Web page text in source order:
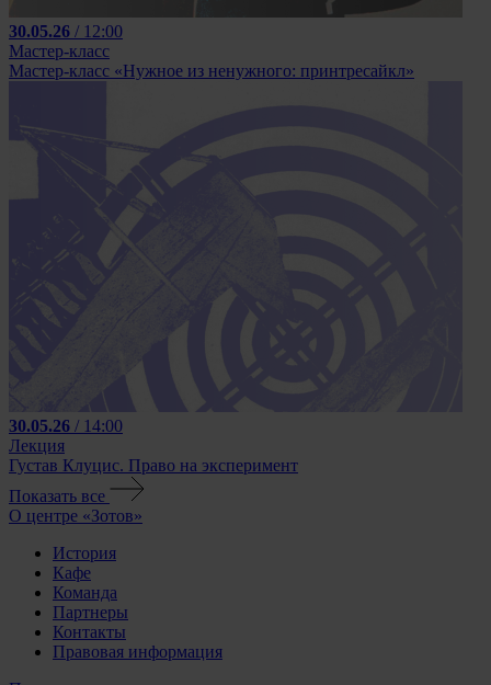
30.05.26 / 12:00
Мастер-класс
Мастер-класс «Нужное из ненужного: принтресайкл»
30.05.26 / 14:00
Лекция
Густав Клуцис. Право на эксперимент
Показать все
О центре «Зотов»
История
Кафе
Команда
Партнеры
Контакты
Правовая информация